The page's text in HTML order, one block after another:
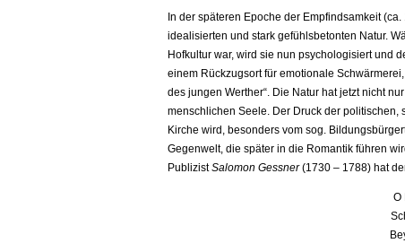
In der späteren Epoche der Empfindsamkeit
idealisierten und stark gefühlsbetonten Natur.
Hofkultur war, wird sie nun psychologisiert und
einem Rückzugsort für emotionale
des jungen Werther“. Die Natur hat jetzt nicht
menschlichen Seele. Der Druck der
Kirche wird, besonders vom sog.
Gegenwelt, die später in die Romantik führen
PublizistSalomon Gessner(1730 – 1788) hat
O